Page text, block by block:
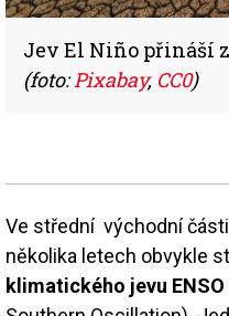
Jev El Niño přináší
(foto:Pixabay, CC0)
Ve střední východní
několika letech obvykle
klimatického jevu ENSO